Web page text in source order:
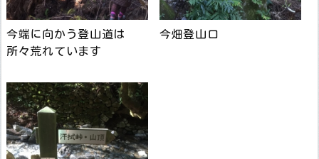
今端に向かう登山道は
所々荒れています
今畑登山口